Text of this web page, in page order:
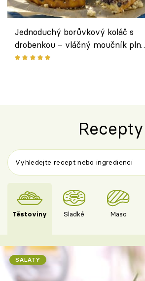
Jednoduchý borůvkový koláč s
drobenkou – vláčný moučník plný
ovoce
Recepty
Těstoviny Sladké Maso
SALÁTY